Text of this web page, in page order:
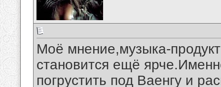
Моё мнение,музыка-
становится ещё
погрустить под Ваенгу и